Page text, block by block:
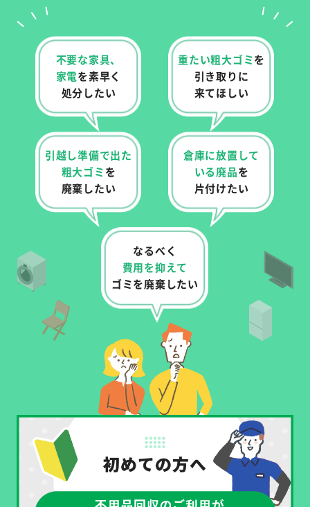
不要な家具、
家電を素早く
処分したい
重たい粗大ゴミを
引き取りに
来てほしい
引越し準備で出た
粗大ゴミを
廃棄したい
倉庫に放置して
いる廃品を
片付けたい
なるべく
費用を抑えて
ゴミを廃棄したい